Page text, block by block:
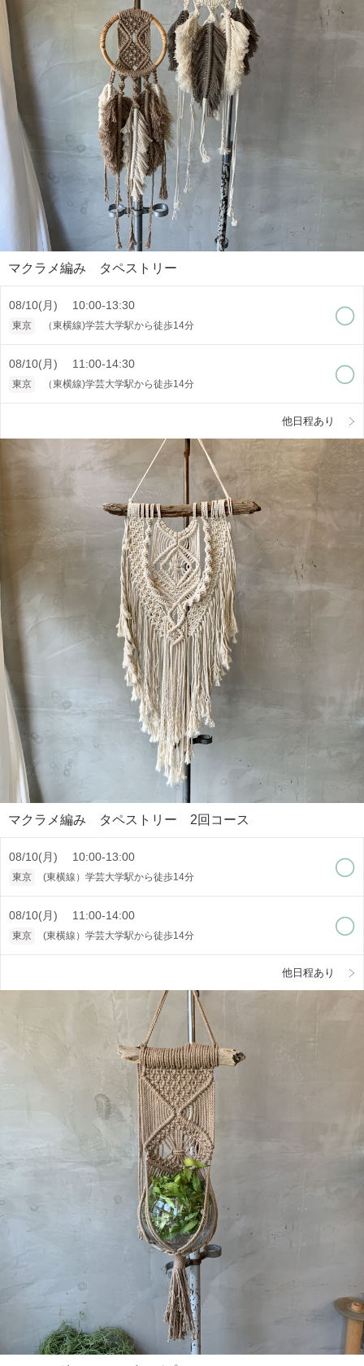
マクラメ編み タペストリー
08/10(月) 10:00-13:30
東京 （東横線)学芸大学駅から徒歩14分
08/10(月) 11:00-14:30
東京 （東横線)学芸大学駅から徒歩14分
他日程あり
マクラメ編み タペストリー 2回コース
08/10(月) 10:00-13:00
東京 (東横線）学芸大学駅から徒歩14分
08/10(月) 11:00-14:00
東京 (東横線）学芸大学駅から徒歩14分
他日程あり